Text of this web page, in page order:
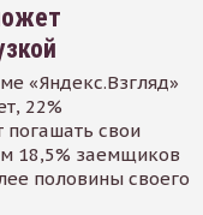
«Яндекс.Взгляд»
22%
погашать свои
18,5% заемщиков
половины своего